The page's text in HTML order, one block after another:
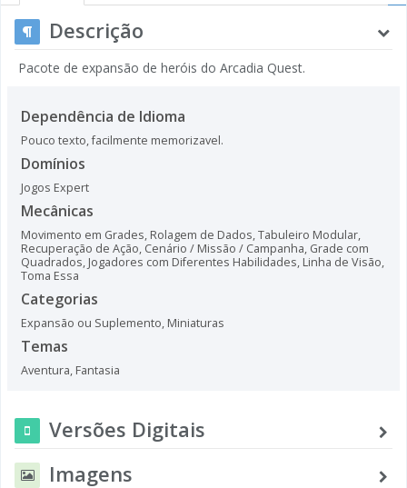
Descrição
Pacote de expansão de heróis do Arcadia Quest.
Dependência de Idioma
Pouco texto, facilmente memorizavel.
Domínios
Jogos Expert
Mecânicas
Movimento em Grades, Rolagem de Dados,Tabuleiro Modular,
Recuperação de Ação, Cenário / Missão / Campanha, Grade com
Quadrados, Jogadores com Diferentes Habilidades, Linha de Visão,
Toma Essa
Categorias
Expansão ou Suplemento, Miniaturas
Temas
Aventura, Fantasia
Versões Digitais
Imagens